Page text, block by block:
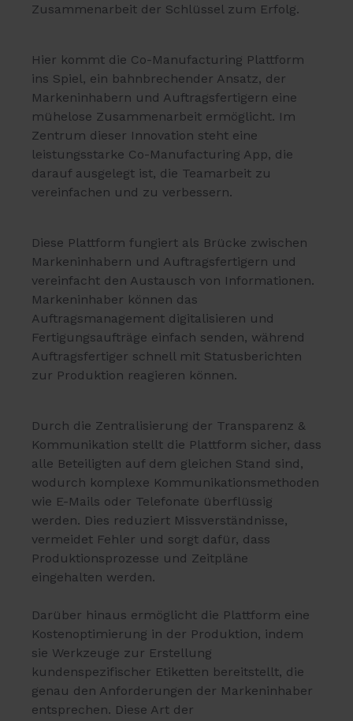
Zusammenarbeit der Schlüssel zum Erfolg.
Hier kommt die Co-Manufacturing Plattform
ins Spiel, ein bahnbrechender Ansatz, der
Markeninhabern und Auftragsfertigern eine
mühelose Zusammenarbeit ermöglicht. Im
Zentrum dieser Innovation steht eine
leistungsstarke Co-Manufacturing App, die
darauf ausgelegt ist, die Teamarbeit zu
vereinfachen und zu verbessern.
Diese Plattform fungiert als Brücke zwischen
Markeninhabern und Auftragsfertigern und
vereinfacht den Austausch von Informationen.
Markeninhaber können das
Auftragsmanagement digitalisieren und
Fertigungsaufträge einfach senden, während
Auftragsfertiger schnell mit Statusberichten
zur Produktion reagieren können.
Durch die Zentralisierung der Transparenz &
Kommunikation stellt die Plattform sicher, dass
alle Beteiligten auf dem gleichen Stand sind,
wodurch komplexe Kommunikationsmethoden
wie E-Mails oder Telefonate überflüssig
werden. Dies reduziert Missverständnisse,
vermeidet Fehler und sorgt dafür, dass
Produktionsprozesse und Zeitpläne
eingehalten werden.
Darüber hinaus ermöglicht die Plattform eine
Kostenoptimierung in der Produktion, indem
sie Werkzeuge zur Erstellung
kundenspezifischer Etiketten bereitstellt, die
genau den Anforderungen der Markeninhaber
entsprechen. Diese Art der